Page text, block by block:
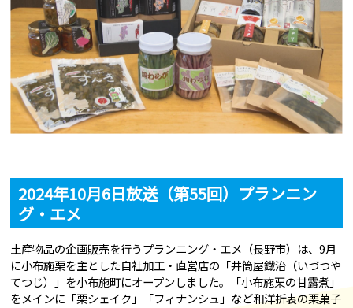
2024年10月6日放送（第55回）プランニン
グ・エメ
土産物品の企画販売を行うプランニング・エメ（長野市）は、9月
に小布施栗を主とした自社加工・直営店の「井筒屋鐡治（いづつや
てつじ）」を小布施町にオープンしました。「小布施栗の甘露煮」
をメインに「栗シェイク」「フィナンシュ」など和洋折衷の栗菓子